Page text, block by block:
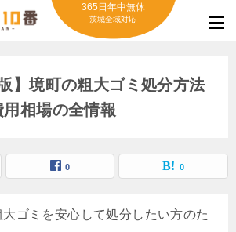
365日年中無休
茨城全域対応
】境町の粗大ゴミ処分方法
用相場の全情報
0 0
ゴミを安心して処分したい方のた